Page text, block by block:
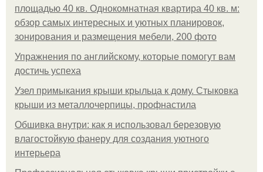
площадью 40 кв. Однокомнатная квартира 40 кв. м:
обзор самых интересных и уютных планировок,
зонирования и размещения мебели, 200 фото
Упражнения по английскому, которые помогут вам
достичь успеха
Узел примыкания крыши крыльца к дому. Стыковка
крыши из металлочерпицы, профнастила
Обшивка внутри: как я использовал березовую
влагостойкую фанеру для создания уютного
интерьера